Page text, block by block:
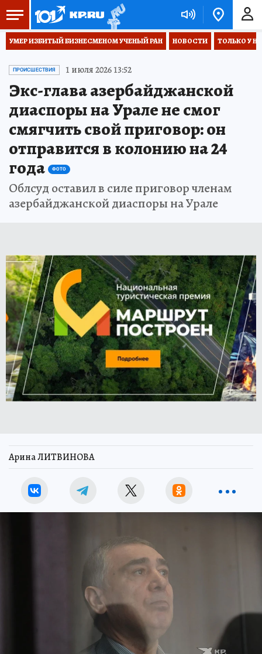
УМЕР ИЗБИТЫЙ БИЗНЕСМЕНОМ УЧЕНЫЙ РАН НОВОСТИ ТОЛЬКО У
ПРОИСШЕСТВИЯ 1 июля 2026 13:52
Экс-глава азербайджанской
диаспоры на Урале не смог
смягчить свой приговор: он
отправится в колонию на 24
года
ФОТО
Облсуд оставил в силе приговор членам
азербайджанской диаспоры на Урале
Арина ЛИТВИНОВА